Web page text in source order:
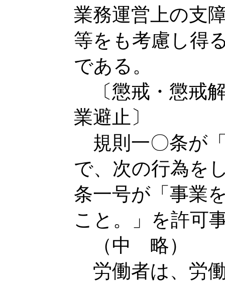
業務運営上の支
等をも考慮し得
である。
〔懲戒・懲戒
業避止〕
規則一〇条が
で、次の行為を
条一号が「事業
こと。」を許可
（中 略）
労働者は、労